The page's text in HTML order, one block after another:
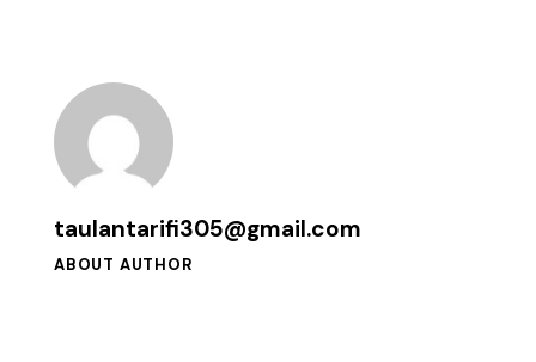
taulantarifi305@gmail.com
ABOUT AUTHOR